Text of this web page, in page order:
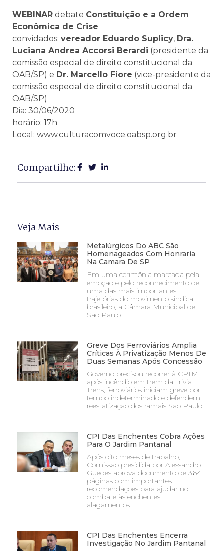
WEBINAR debate Constituição e a Ordem
Econômica de Crise
convidados: vereador Eduardo Suplicy, Dra.
Luciana Andrea Accorsi Berardi (presidente da
comissão especial de direito constitucional da
OAB/SP) e Dr. Marcello Fiore (vice-presidente da
comissão especial de direito constitucional da
OAB/SP)
Dia: 30/06/2020
horário: 17h
Local: www.culturacomvoce.oabsp.org.br
Compartilhe:
Veja Mais
Metalúrgicos Do ABC São
Homenageados Com Honraria
Na Camara De SP
Em uma cerimônia marcada pela
emoção e pelo reconhecimento de
uma das mais importantes
trajetórias do movimento sindical
brasileiro, a Câmara Municipal de
São Paulo
Greve Dos Ferroviários Amplia
Críticas À Privatização Menos De
Duas Semanas Após Concessão
Governo precisou recorrer à CPTM
após incêndio em trem da Trivia
Trens; ferroviários iniciam greve por
tempo indeterminado e defendem
reestatização dos ramais São Paulo
CPI Das Enchentes Cobra Ações
Para O Jardim Pantanal
Após oito meses de trabalho,
Comissão presidida por Alessandro
Guedes aprova documento de 364
páginas com importantes
recomendações para ajudar no
combate às enchentes,
alagamentos
CPI Das Enchentes Encerra
Investigação No Jardim Pantanal